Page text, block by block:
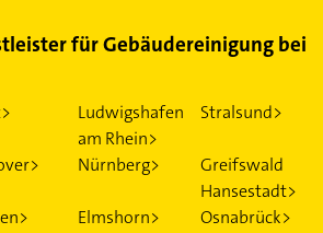
für Gebäudereinigung bei
Ludwigshafen
am Rhein>
Stralsund>
Nürnberg>
Greifswald
Hansestadt>
Elmshorn>
Osnabrück>